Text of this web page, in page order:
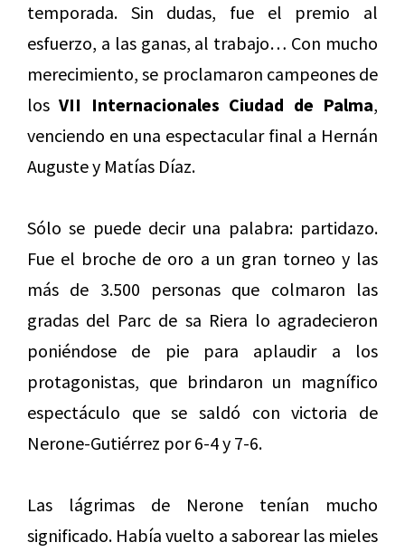
temporada. Sin dudas, fue el premio al
esfuerzo, a las ganas, al trabajo… Con mucho
merecimiento, se proclamaron campeones de
losVII Internacionales Ciudad de Palma,
venciendo en una espectacular final a Hernán
Auguste y Matías Díaz.
Sólo se puede decir una palabra: partidazo.
Fue el broche de oro a un gran torneo y las
más de 3.500 personas que colmaron las
gradas del Parc de sa Riera lo agradecieron
poniéndose de pie para aplaudir a los
protagonistas, que brindaron un magnífico
espectáculo que se saldó con victoria de
Nerone-Gutiérrez por 6-4 y 7-6.
Las lágrimas de Nerone tenían mucho
significado. Había vuelto a saborear las mieles